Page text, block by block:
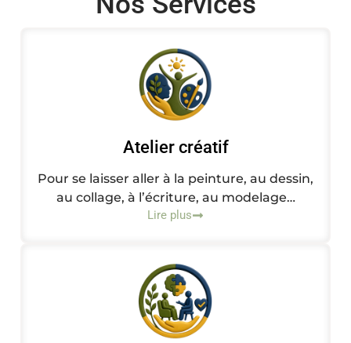
Atelier créatif
Pour se laisser aller à la peinture, au dessin,
au collage, à l’écriture, au modelage…
Lire plus